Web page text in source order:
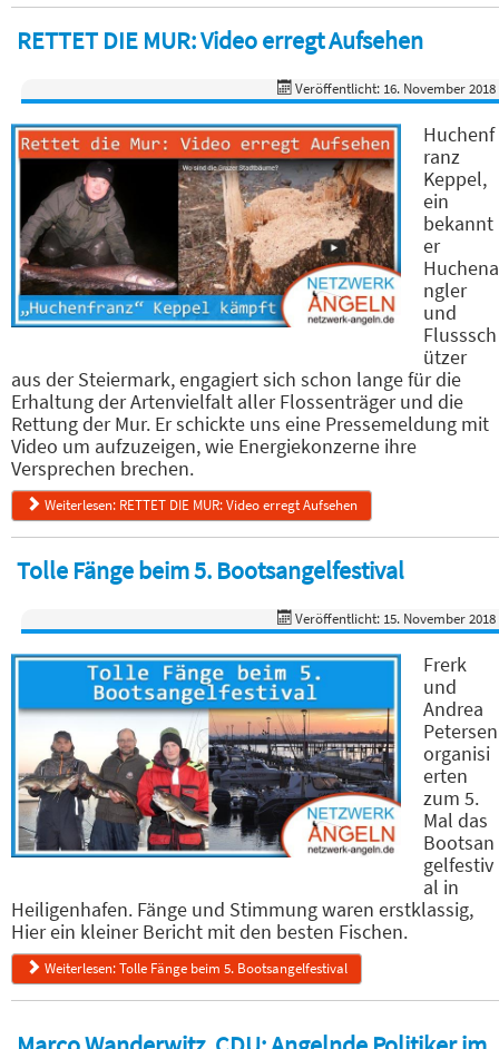
RETTET DIE MUR: Video erregt Aufsehen
Veröffentlicht: 16. November 2018
Huchenf
ranz
Keppel,
ein
bekannt
er
Huchena
ngler
und
Flusssch
ützer
aus der Steiermark, engagiert sich schon lange für die
Erhaltung der Artenvielfalt aller Flossenträger und die
Rettung der Mur. Er schickte uns eine Pressemeldung mit
Video um aufzuzeigen, wie Energiekonzerne ihre
Versprechen brechen.
Weiterlesen: RETTET DIE MUR: Video erregt Aufsehen
Tolle Fänge beim 5. Bootsangelfestival
Veröffentlicht: 15. November 2018
Frerk
und
Andrea
Petersen
organisi
erten
zum 5.
Mal das
Bootsan
gelfestiv
al in
Heiligenhafen. Fänge und Stimmung waren erstklassig,
Hier ein kleiner Bericht mit den besten Fischen.
Weiterlesen: Tolle Fänge beim 5. Bootsangelfestival